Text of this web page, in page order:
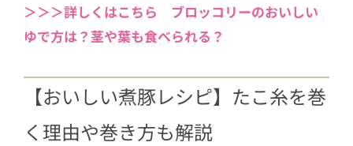
＞＞＞詳しくはこちら ブロッコリーのおいしい
ゆで方は？茎や葉も食べられる？
【おいしい煮豚レシピ】たこ糸を巻
く理由や巻き方も解説